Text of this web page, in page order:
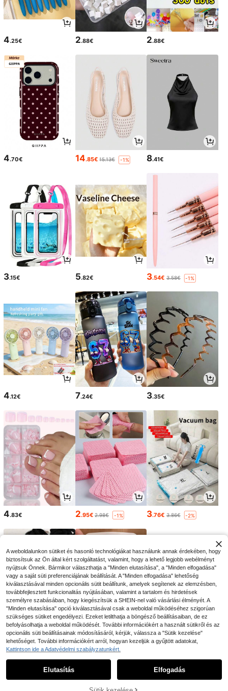
0
4.25€ 2.88€ 2.88€
4.70€ 14.85€ 15.13€ -1% 8.41€
3.15€ 5.82€ 3.54€ 3.58€ -1%
4.12€ 7.24€ 3.35€
4.83€ 2.95€ 2.98€ -1% 3.76€ 3.86€ -2%
2.98€ 4.20€ 3.77€
A weboldalunkon sütiket és hasonló technológiákat használunk annak érdekében, hogy
biztosítsuk az Ön által kért szolgáltatást, valamint, hogy a lehető legjobb webélményt
nyújtsuk Önnek. Bármikor választhatja a "Minden elutasítása", a "Minden elfogadása"
vagy a saját süti preferenciájának beállítását. A "Minden elfogadása" lehetőség
kiválasztásával minden opcionális sütit beállítunk, amelyek segítenek az elemzésben,
továbbfejlesztett funkcionalitás nyújtásában, valamint a tartalom és hirdetések
személyre szabásában, hogy kiegészítsük a SHEIN-nel való vásárlási élményét. A
"Minden elutasítása" opció kiválasztásával csak a weboldal működéséhez szigorúan
szükséges sütiket engedélyezi. Ezeket letilthatja a böngésző beállításaiban, de ez
befolyásolhatja a weboldal működését. További információkért a használt sütikről és az
opcionális süti beállításainak módosításáról, kérjük, válassza a "Sütik kezelése"
lehetőséget. További információkért arról, hogyan kezeljük a gyűjtött adatokat,
Kattintson ide a Adatvédelmi szabályzatunkért.
Elutasítás Elfogadás